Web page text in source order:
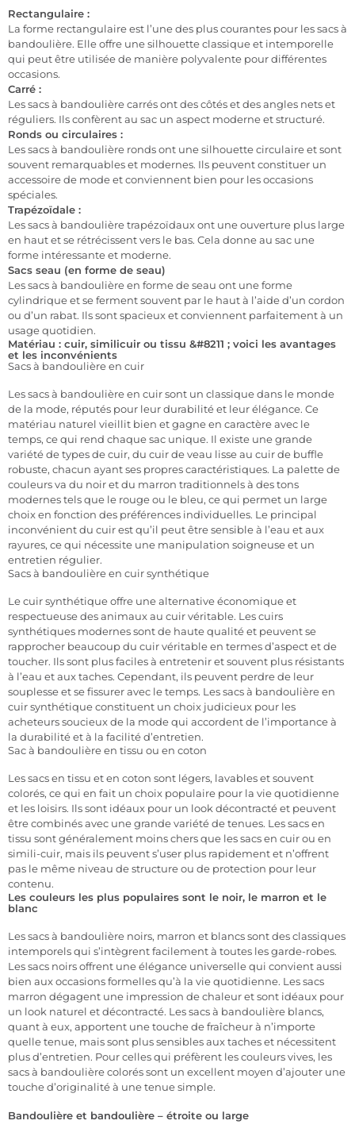
Rectangulaire :
La forme rectangulaire est l’une des plus courantes pour les sacs à
bandoulière. Elle offre une silhouette classique et intemporelle
qui peut être utilisée de manière polyvalente pour différentes
occasions.
Carré :
Les sacs à bandoulière carrés ont des côtés et des angles nets et
réguliers. Ils confèrent au sac un aspect moderne et structuré.
Ronds ou circulaires :
Les sacs à bandoulière ronds ont une silhouette circulaire et sont
souvent remarquables et modernes. Ils peuvent constituer un
accessoire de mode et conviennent bien pour les occasions
spéciales.
Trapézoïdale :
Les sacs à bandoulière trapézoïdaux ont une ouverture plus large
en haut et se rétrécissent vers le bas. Cela donne au sac une
forme intéressante et moderne.
Sacs seau (en forme de seau)
Les sacs à bandoulière en forme de seau ont une forme
cylindrique et se ferment souvent par le haut à l’aide d’un cordon
ou d’un rabat. Ils sont spacieux et conviennent parfaitement à un
usage quotidien.
Matériau : cuir, similicuir ou tissu &#8211 ; voici les avantages
et les inconvénients
Sacs à bandoulière en cuir
Les sacs à bandoulière en cuir sont un classique dans le monde
de la mode, réputés pour leur durabilité et leur élégance. Ce
matériau naturel vieillit bien et gagne en caractère avec le
temps, ce qui rend chaque sac unique. Il existe une grande
variété de types de cuir, du cuir de veau lisse au cuir de buffle
robuste, chacun ayant ses propres caractéristiques. La palette de
couleurs va du noir et du marron traditionnels à des tons
modernes tels que le rouge ou le bleu, ce qui permet un large
choix en fonction des préférences individuelles. Le principal
inconvénient du cuir est qu’il peut être sensible à l’eau et aux
rayures, ce qui nécessite une manipulation soigneuse et un
entretien régulier.
Sacs à bandoulière en cuir synthétique
Le cuir synthétique offre une alternative économique et
respectueuse des animaux au cuir véritable. Les cuirs
synthétiques modernes sont de haute qualité et peuvent se
rapprocher beaucoup du cuir véritable en termes d’aspect et de
toucher. Ils sont plus faciles à entretenir et souvent plus résistants
à l’eau et aux taches. Cependant, ils peuvent perdre de leur
souplesse et se fissurer avec le temps. Les sacs à bandoulière en
cuir synthétique constituent un choix judicieux pour les
acheteurs soucieux de la mode qui accordent de l’importance à
la durabilité et à la facilité d’entretien.
Sac à bandoulière en tissu ou en coton
Les sacs en tissu et en coton sont légers, lavables et souvent
colorés, ce qui en fait un choix populaire pour la vie quotidienne
et les loisirs. Ils sont idéaux pour un look décontracté et peuvent
être combinés avec une grande variété de tenues. Les sacs en
tissu sont généralement moins chers que les sacs en cuir ou en
simili-cuir, mais ils peuvent s’user plus rapidement et n’offrent
pas le même niveau de structure ou de protection pour leur
contenu.
Les couleurs les plus populaires sont le noir, le marron et le
blanc
Les sacs à bandoulière noirs, marron et blancs sont des classiques
intemporels qui s’intègrent facilement à toutes les garde-robes.
Les sacs noirs offrent une élégance universelle qui convient aussi
bien aux occasions formelles qu’à la vie quotidienne. Les sacs
marron dégagent une impression de chaleur et sont idéaux pour
un look naturel et décontracté. Les sacs à bandoulière blancs,
quant à eux, apportent une touche de fraîcheur à n’importe
quelle tenue, mais sont plus sensibles aux taches et nécessitent
plus d’entretien. Pour celles qui préfèrent les couleurs vives, les
sacs à bandoulière colorés sont un excellent moyen d’ajouter une
touche d’originalité à une tenue simple.
Bandoulière et bandoulière – étroite ou large